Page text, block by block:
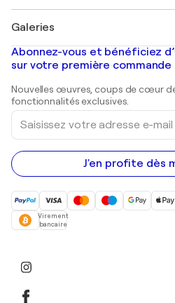
Banksy
Mr. Brainwash
Shepard Fairey
Tableaux abstraits à vendre
Peintures de paysage
Estampes
Peintures acryliques
Galeries
Galeries d'art en France
Galeries d'art en Belgique
Abonnez-vous et bénéficiez
sur votre première commande
Nouvelles œuvres, coups de cœur
fonctionnalités exclusives.
Saisissez
votre
adresse
e-
mail
J'en profite dès
Virement
bancaire